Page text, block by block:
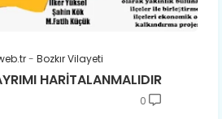
Bozkır Vilayeti
HARİTALANMALIDIR
0